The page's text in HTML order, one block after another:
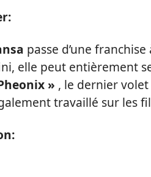
passe d’une
elle peut entièrement
» , le dernier volet
travaillé sur les